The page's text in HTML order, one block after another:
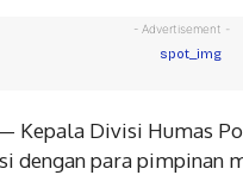
- Advertisement -
Kepala Divisi Humas
dengan para pimpinan